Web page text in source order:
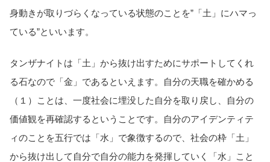
身動きが取りづらくなっている状態のことを”「土」にハマっ
ている”といいます。
タンザナイトは「土」から抜け出すためにサポートしてくれ
る石なので「金」であるといえます。自分の天職を確かめる
（１）ことは、一度社会に埋没した自分を取り戻し、自分の
価値観を再確認するということです。自分のアイデンティテ
ィのことを五行では「水」で象徴するので、社会の枠「土」
から抜け出して自分で自分の能力を発揮していく「水」こと